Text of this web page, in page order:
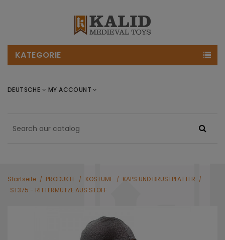
KATEGORIE
DEUTSCHE MY ACCOUNT
Startseite PRODUKTE KÖSTUME
KAPS UND BRUSTPLATTER
ST375 - RITTERMÜTZE AUS STOFF